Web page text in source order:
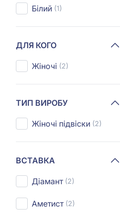
Білий (1)
ДЛЯ КОГО
Жіночі (2)
ТИП ВИРОБУ
Жіночі підвіски (2)
ВСТАВКА
Діамант (2)
Аметист (2)